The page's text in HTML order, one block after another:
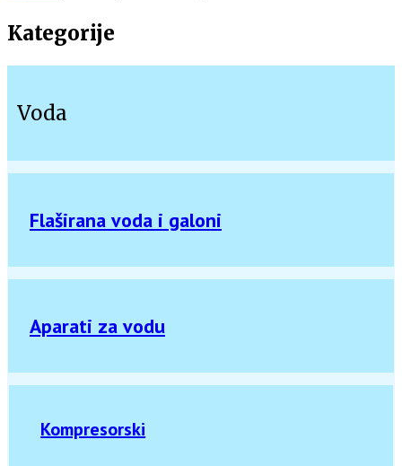
Kategorije
Voda
Flaširana voda i galoni
Aparati za vodu
Kompresorski